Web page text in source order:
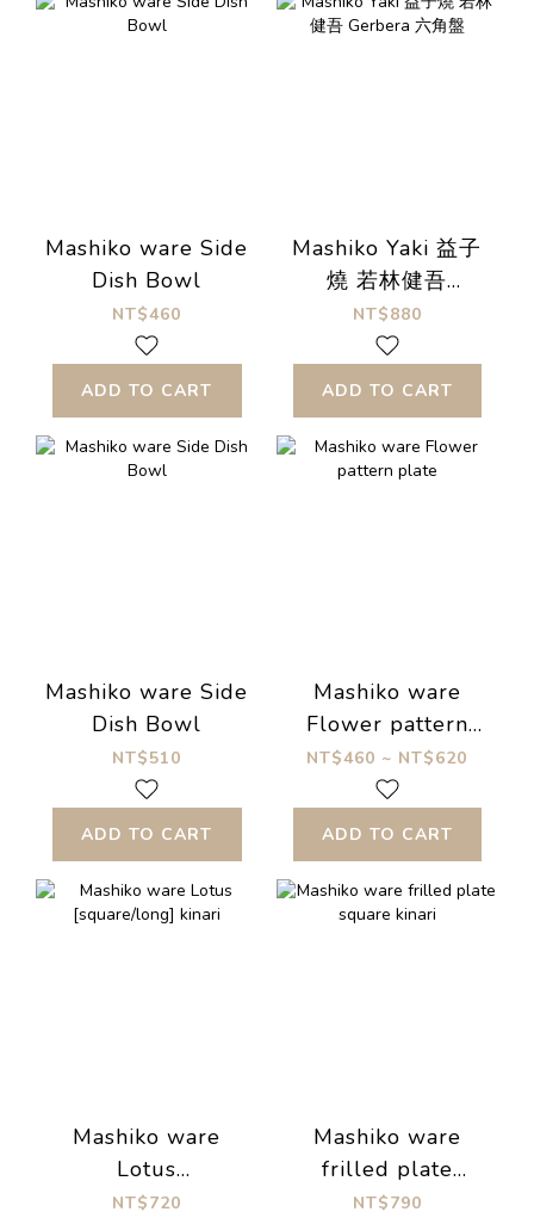
Mashiko ware Side
Dish Bowl
NT$460
ADD TO CART
Mashiko Yaki 益子
燒 若林健吾
Gerbera 六角盤
NT$880
ADD TO CART
Mashiko ware Side
Dish Bowl
NT$510
ADD TO CART
Mashiko ware
Flower pattern
plate
NT$460 ~ NT$620
ADD TO CART
Mashiko ware
Lotus
[square/long]
NT$720
Mashiko ware
frilled plate
square kinari
NT$790